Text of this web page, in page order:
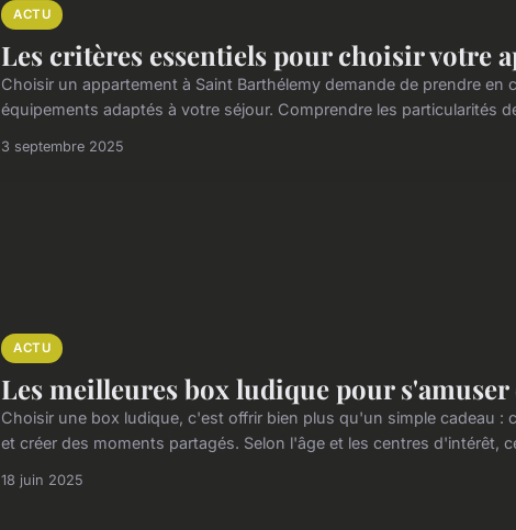
ACTU
Les critères essentiels pour choisir votre
Choisir un appartement à Saint Barthélemy demande de prendre en
équipements adaptés à votre séjour. Comprendre les particularités
3 septembre 2025
ACTU
Les meilleures box ludique pour
Choisir une box ludique, c'est offrir bien plus qu'un simple cadeau :
et créer des moments partagés. Selon l'âge et les centres d'intérêt,
18 juin 2025